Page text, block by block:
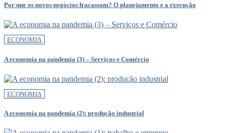
Por que os novos negócios fracassam? O planejamento e a execução
ECONOMIA
A economia na pandemia (3) – Serviços e Comércio
ECONOMIA
A economia na pandemia (2): produção industrial